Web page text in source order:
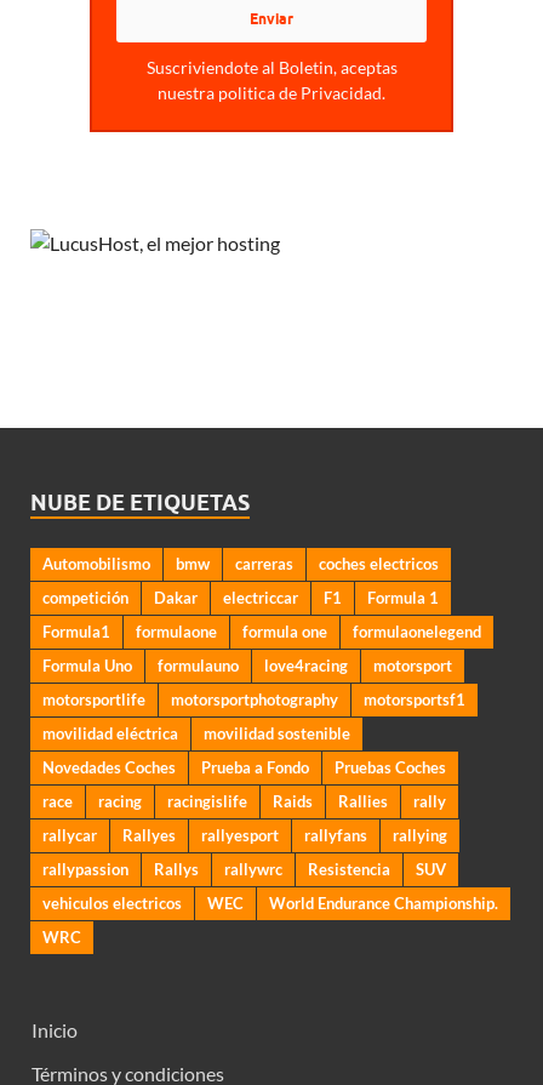
Suscriviendote al Boletin, aceptas
nuestra politica de Privacidad.
NUBE DE ETIQUETAS
Automobilismo bmw carreras
coches electricos
competición
Dakar electriccar F1
Formula 1
Formula1
formulaone formula one
formulaonelegend
Formula Uno
formulauno love4racing
motorsport
motorsportlife
motorsportphotography
motorsportsf1
movilidad eléctrica
movilidad sostenible
Novedades Coches
Prueba a Fondo
Pruebas Coches
race
racing racingislife Raids Rallies
rally
rallycar
Rallyes rallyesport rallyfans
rallying
rallypassion
Rallys rallywrc Resistencia
SUV
vehiculos electricos
WEC
World Endurance Championship.
WRC
Inicio
Términos y condiciones